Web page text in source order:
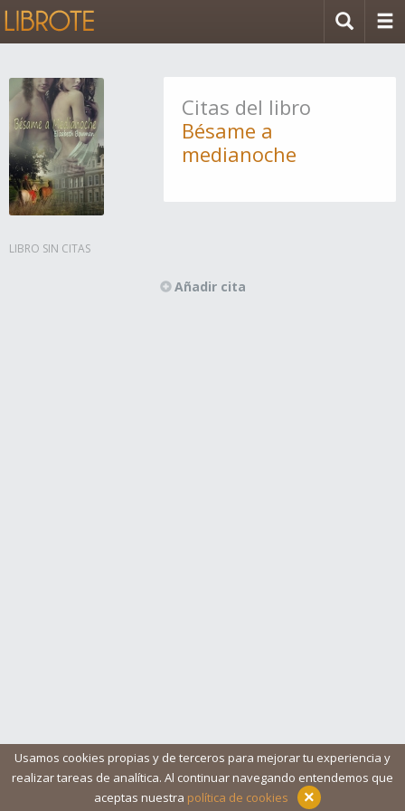
Usamos cookies propias y de terceros para mejorar tu experiencia y
realizar tareas de analítica. Al continuar navegando entendemos que
aceptas nuestra política de cookies ×
Citas del libro
Bésame a
medianoche
LIBRO SIN CITAS
Añadir cita
Aviso legal